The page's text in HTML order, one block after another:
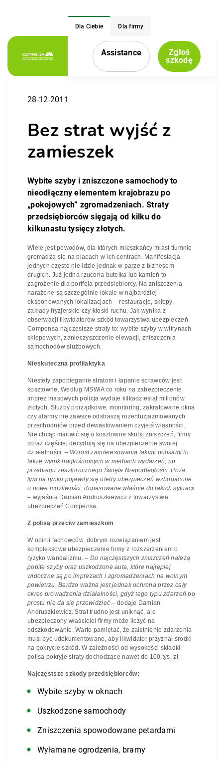
Dla Ciebie Dla firmy
Menu nawigacyjne
Assistance
Zgłoś
szkodę
28-12-2011
Bez strat wyjść z
zamieszek
Wybite szyby i zniszczone samochody to
nieodłączny elementem krajobrazu po
„pokojowych” zgromadzeniach. Straty
przedsiębiorców sięgają od kilku do
kilkunastu tysięcy złotych.
Wiele jest powodów, dla których mieszkańcy miast tłumnie
gromadzą się na placach w ich centrach. Manifestacja
jednych często nie idzie jednak w parze z biznesem
drugich. Już jedna rzucona butelka lub kamień to
zagrożenie dla portfela przedsiębiorcy. Na zniszczenia
narażone są szczególnie lokale w najbardziej
eksponowanych lokalizacjach – restauracje, sklepy,
zakłady fryzjerskie czy kioski ruchu. Jak wynika z
obserwacji likwidatorów szkód towarzystwa ubezpieczeń
Compensa najczęstsze straty to: wybite szyby w witrynach
sklepowych, zanieczyszczenie elewacji, zniszczenia
samochodów służbowych.
Nieskuteczna profilaktyka
Niestety zapobieganie stratom i łapanie sprawców jest
kosztowne. Według MSWiA co roku na zabezpieczenie
imprez masowych policja wydaje kilkadziesiąt milionów
złotych. Służby porządkowe, monitoring, zakratowane okna
czy alarmy nie zawsze odstraszą rozentuzjazmowanych
przechodniów przed dewastowaniem czyjejś własności.
Nie chcąc martwić się o kosztowne skutki zniszczeń, firmy
coraz częściej decydują się na ubezpieczenie swojej
działalności. – Wzrost zainteresowania takimi polisami to
także wynik nagłośnionych w mediach wydarzeń, np.
przebiegu zeszłorocznego Święta Niepodległości. Poza
tym na rynku pojawiły się oferty ubezpieczeń wzbogacone
o nowe możliwości, dopasowane właśnie do takich sytuacji
– wyjaśnia Damian Andruszkiewicz z towarzystwa
ubezpieczeń Compensa.
Z polisą przeciw zamieszkom
W opinii fachowców, dobrym rozwiązaniem jest
kompleksowe ubezpieczenie firmy z rozszerzeniem o
ryzyko wandalizmu. – Do najczęstszych zniszczeń należą
pobite szyby oraz uszkodzone auta, które najlepiej
widoczne są po imprezach i zgromadzeniach na wolnym
powietrzu. Bardzo ważna jest jednak ochrona przez cały
okres prowadzenia działalności, gdyż tego typu zdarzeń po
prostu nie da się przewidzieć– dodaje Damian
Andruszkiewicz. Strat trudno jest uniknąć, ale
ubezpieczony właściciel firmy może liczyć na
odszkodowanie. Warto pamiętać, że zaistnienie zdarzenia
musi być udokumentowane, aby likwidator przyznał środki
na pokrycie szkód. W zależności od wysokości składki
polisa pokryje straty dochodzące nawet do 100 tys. zł.
Najczęstsze szkody przedsiębiorców:
Wybite szyby w oknach
Uszkodzone samochody
Zniszczenia spowodowane petardami
Wyłamane ogrodzenia, bramy